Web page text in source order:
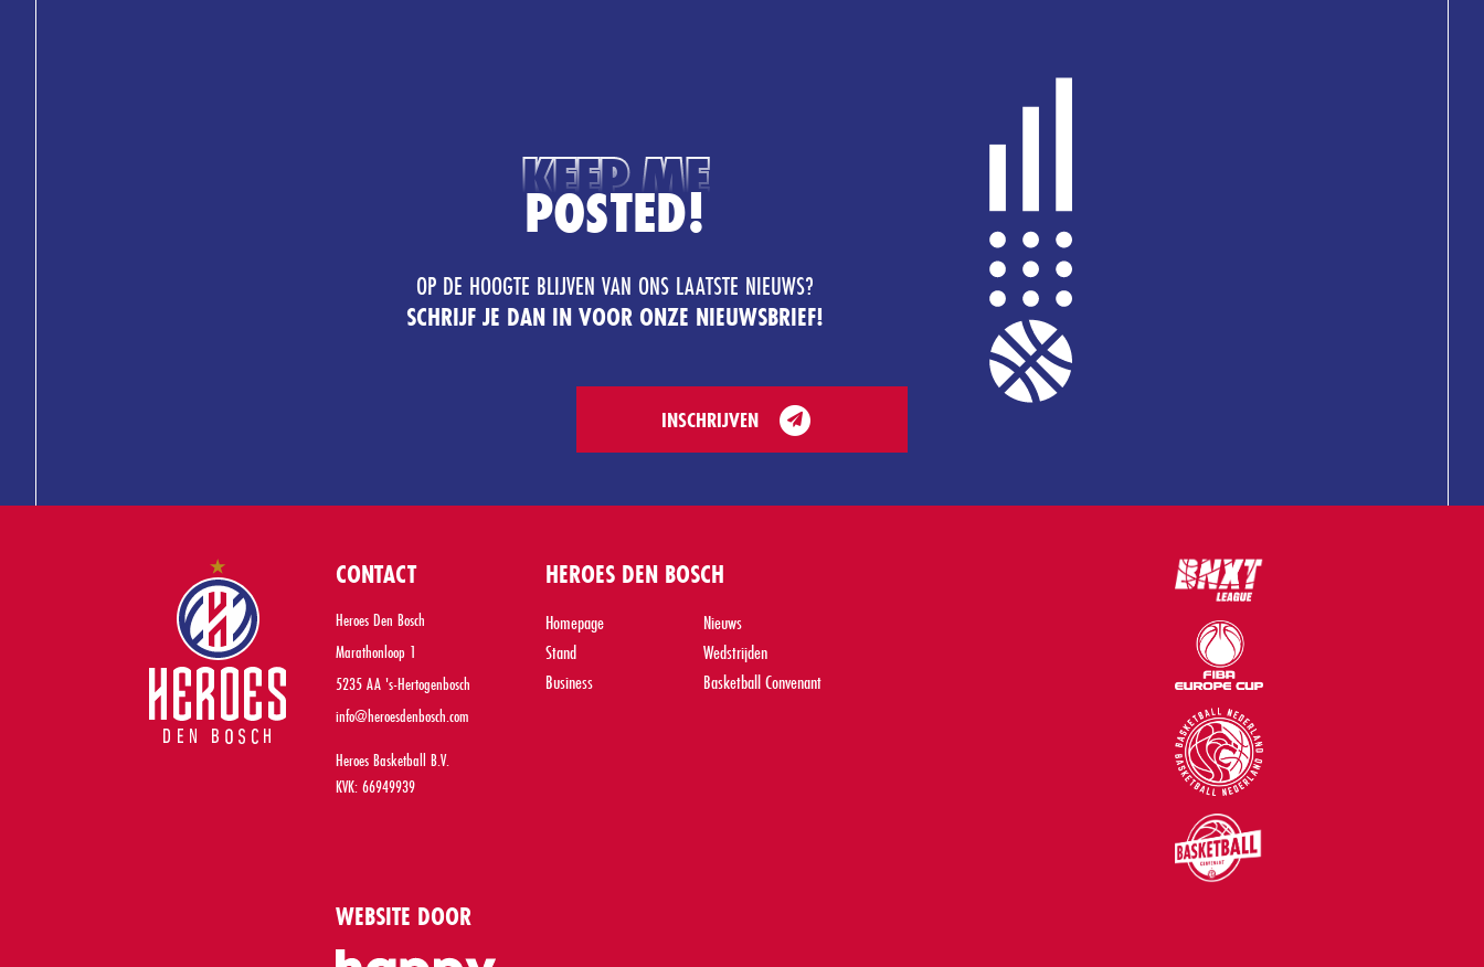
KEEP ME
POSTED!
OP DE HOOGTE BLIJVEN VAN ONS LAATSTE NIEUWS?
SCHRIJF JE DAN IN VOOR ONZE NIEUWSBRIEF!
INSCHRIJVEN
CONTACT
Heroes Den Bosch
Marathonloop 1
5235 AA 's-Hertogenbosch
info@heroesdenbosch.com
Heroes Basketball B.V.
KVK: 66949939
HEROES DEN BOSCH
Homepage
Nieuws
Stand
Wedstrijden
Business
Basketball Convenant
WEBSITE DOOR